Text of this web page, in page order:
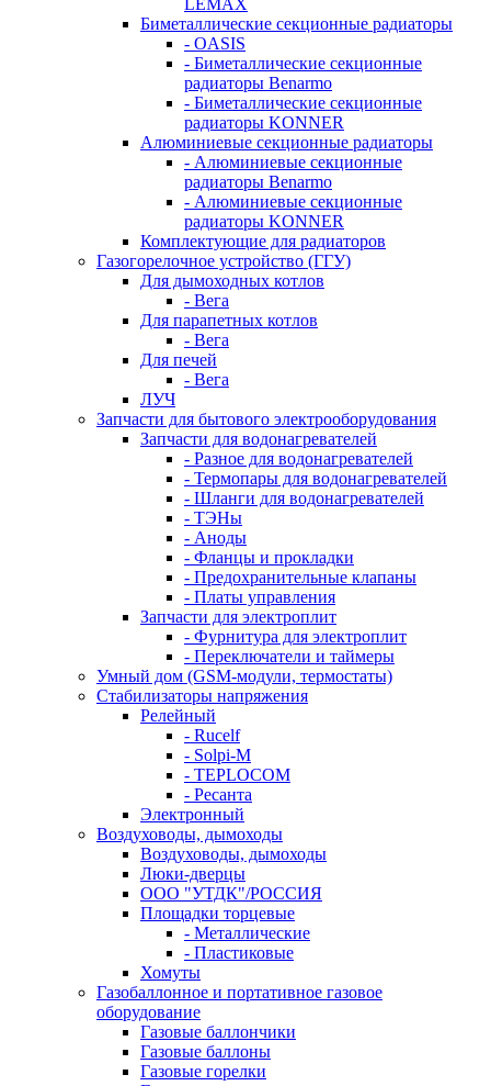
LEMAX
Биметаллические секционные радиаторы
- OASIS
- Биметаллические секционные
радиаторы Benarmo
- Биметаллические секционные
радиаторы KONNER
Алюминиевые секционные радиаторы
- Алюминиевые секционные
радиаторы Benarmo
- Алюминиевые секционные
радиаторы KONNER
Комплектующие для радиаторов
Газогорелочное устройство (ГГУ)
Для дымоходных котлов
- Вега
Для парапетных котлов
- Вега
Для печей
- Вега
ЛУЧ
Запчасти для бытового электрооборудования
Запчасти для водонагревателей
- Разное для водонагревателей
- Термопары для водонагревателей
- Шланги для водонагревателей
- ТЭНы
- Аноды
- Фланцы и прокладки
- Предохранительные клапаны
- Платы управления
Запчасти для электроплит
- Фурнитура для электроплит
- Переключатели и таймеры
Умный дом (GSM-модули, термостаты)
Cтабилизаторы напряжения
Релейный
- Rucelf
- Solpi-M
- TEPLOCOM
- Ресанта
Электронный
Воздуховоды, дымоходы
Воздуховоды, дымоходы
Люки-дверцы
ООО "УТДК"/РОССИЯ
Площадки торцевые
- Металлические
- Пластиковые
Хомуты
Газобаллонное и портативное газовое
оборудование
Газовые баллончики
Газовые баллоны
Газовые горелки